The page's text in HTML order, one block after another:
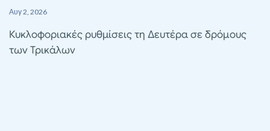
Αυγ 2, 2026
Κυκλοφοριακές ρυθμίσεις τη Δευτέρα σε δρόμους
των Τρικάλων